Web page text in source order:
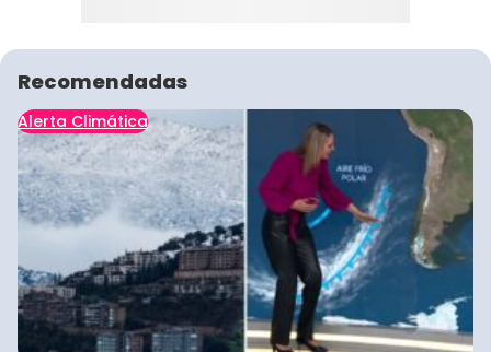
Recomendadas
Alerta Climática